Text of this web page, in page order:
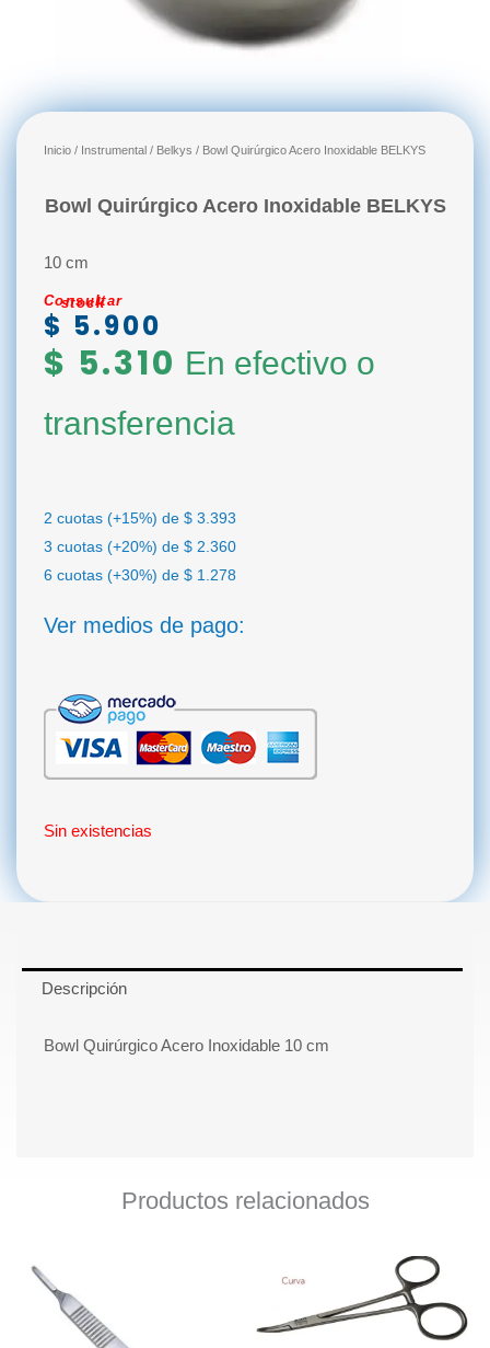
Inicio / Instrumental / Belkys / Bowl Quirúrgico Acero Inoxidable BELKYS
Bowl Quirúrgico Acero Inoxidable BELKYS
10 cm
Consultar stock
$ 5.900
$ 5.310 En efectivo o
transferencia
2 cuotas (+15%) de $ 3.393
3 cuotas (+20%) de $ 2.360
6 cuotas (+30%) de $ 1.278
Ver medios de pago:
Sin existencias
Descripción
Bowl Quirúrgico Acero Inoxidable 10 cm
Productos relacionados
tiene